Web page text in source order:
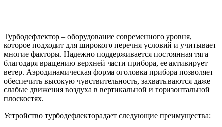
Турбодефлектор – оборудование современного уровня,
которое подходит для широкого перечня условий и учитывает
многие факторы. Надежно поддерживается постоянная тяга
благодаря вращению верхней части прибора, ее активирует
ветер. Аэродинамическая форма оголовка прибора позволяет
обеспечить высокую чувствительность, захватываются даже
слабые движения воздуха в вертикальной и горизонтальной
плоскостях.
Устройство турбодефлекторадает следующие преимущества: